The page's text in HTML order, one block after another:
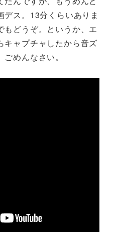
デス。13分くらいありま
もどうぞ。というか、エ
ャプチャしたから音ズ
めんなさい。